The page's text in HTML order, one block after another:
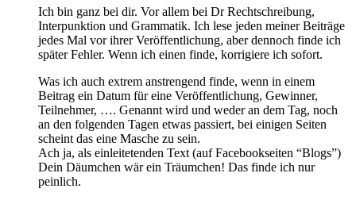
Ich bin ganz bei dir. Vor allem bei Dr Rechtschreibung,
Interpunktion und Grammatik. Ich lese jeden meiner Beiträge
jedes Mal vor ihrer Veröffentlichung, aber dennoch finde ich
später Fehler. Wenn ich einen finde, korrigiere ich sofort.
Was ich auch extrem anstrengend finde, wenn in einem
Beitrag ein Datum für eine Veröffentlichung, Gewinner,
Teilnehmer, …. Genannt wird und weder an dem Tag, noch
an den folgenden Tagen etwas passiert, bei einigen Seiten
scheint das eine Masche zu sein.
Ach ja, als einleitetenden Text (auf Facebookseiten “Blogs”)
Dein Däumchen wär ein Träumchen! Das finde ich nur
peinlich.